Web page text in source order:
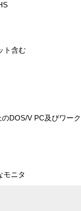
ト含む
DOS/V PC及びワー
モニタ